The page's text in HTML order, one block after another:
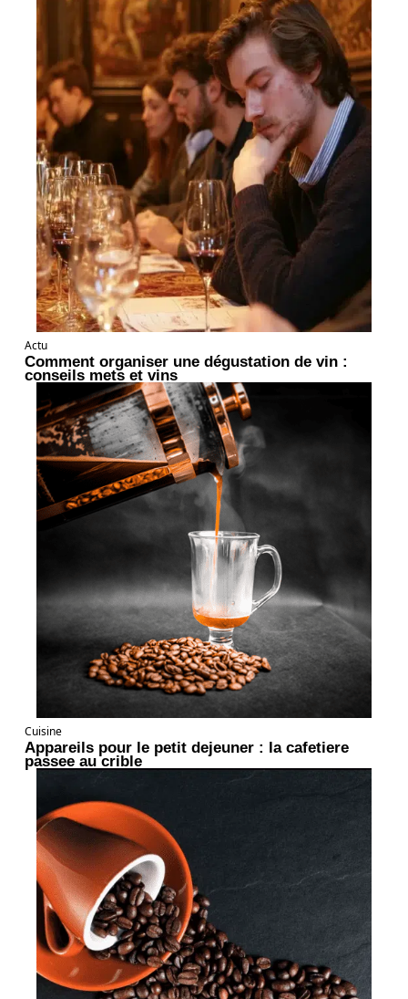
Actu
Comment organiser une dégustation de vin :
conseils mets et vins
Cuisine
Appareils pour le petit dejeuner : la cafetiere
passee au crible